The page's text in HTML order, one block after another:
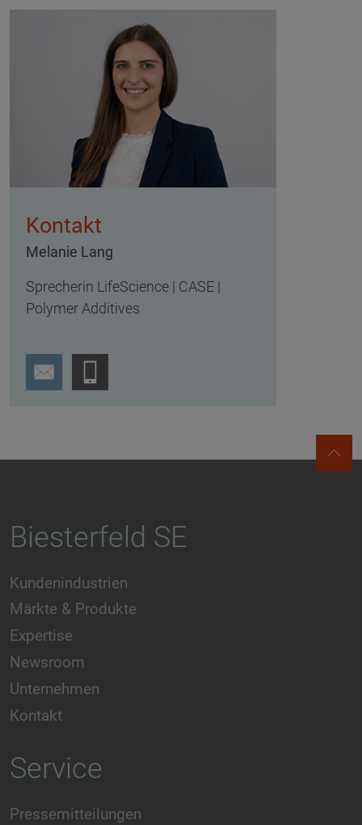
Kontakt
Melanie Lang
Sprecherin LifeScience | CASE |
Polymer Additives
Biesterfeld SE
Kundenindustrien
Märkte & Produkte
Expertise
Newsroom
Unternehmen
Kontakt
Service
Pressemitteilungen